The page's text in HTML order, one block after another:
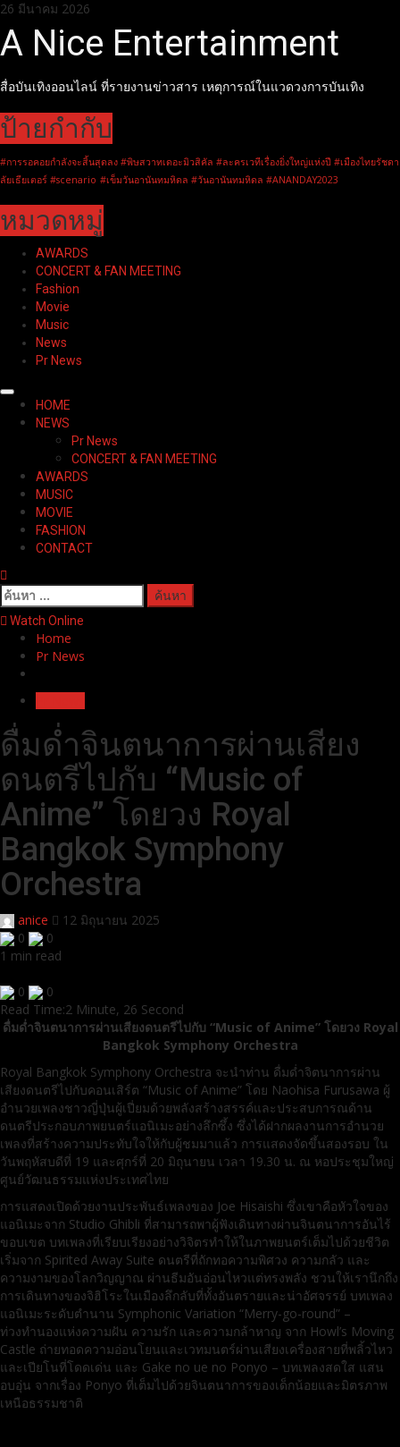
Skip
to
content
26 มีนาคม 2026
A Nice Entertainment
สื่อบันเทิงออนไลน์ ที่รายงานข่าวสาร เหตุการณ์ในแวดวงการบันเทิง
ป้ายกำกับ
#การรอคอยกำลังจะสิ้นสุดลง #พิษสวาทเดอะมิวสิคัล #ละครเวทีเรื่องยิ่งใหญ่แห่งปี #เมืองไทยรัชดา
ลัยเธียเตอร์ #scenario #เข็มวันอานันทมหิดล #วันอานันทมหิดล #ANANDAY2023
หมวดหมู่
AWARDS
CONCERT & FAN MEETING
Fashion
Movie
Music
News
Pr News
Primary
Menu
HOME
NEWS
Pr News
CONCERT & FAN MEETING
AWARDS
MUSIC
MOVIE
FASHION
CONTACT
ค้นหา
สำหรับ:
Watch Online
Home
Pr News
ดื่มด่ำจินตนาการผ่านเสียง
ดนตรีไปกับ “Music of
Anime” โดยวง Royal
Bangkok Symphony
Orchestra
anice
12 มิถุนายน 2025
0
0
1 min read
0
0
Read Time:2 Minute, 26 Second
ดื่มด่ำจินตนาการผ่านเสียงดนตรีไปกับ “Music of Anime” โดยวง Royal
Bangkok Symphony Orchestra
Royal Bangkok Symphony Orchestra จะนำท่าน ดื่มด่ำจิตนาการผ่าน
เสียงดนตรีไปกับคอนเสิร์ต “Music of Anime” โดย Naohisa Furusawa ผู้
อำนวยเพลงชาวญี่ปุ่นผู้เปี่ยมด้วยพลังสร้างสรรค์และประสบการณด้าน
ดนตรีประกอบภาพยนตร์แอนิเมะอย่างลึกซึ้ง ซึ่งได้ฝากผลงานการอำนวย
เพลงที่สร้างความประทับใจให้กับผู้ชมมาแล้ว การแสดงจัดขึ้นสองรอบ ใน
วันพฤหัสบดีที่ 19 และศุกร์ที่ 20 มิถุนายน เวลา 19.30 น. ณ หอประชุมใหญ่
ศูนย์วัฒนธรรมแห่งประเทศไทย
การแสดงเปิดด้วยงานประพันธ์เพลงของ Joe Hisaishi ซึ่งเขาคือหัวใจของ
แอนิเมะจาก Studio Ghibli ที่สามารถพาผู้ฟังเดินทางผ่านจินตนาการอันไร้
ขอบเขต บทเพลงที่เรียบเรียงอย่างวิจิตรทำให้ในภาพยนตร์เต็มไปด้วยชีวิต
เริ่มจาก Spirited Away Suite ดนตรีที่ถักทอความพิศวง ความกลัว และ
ความงามของโลกวิญญาณ ผ่านธีมอันอ่อนไหวแต่ทรงพลัง ชวนให้เรานึกถึง
การเดินทางของจิฮิโระในเมืองลึกลับที่ทั้งอันตรายและน่าอัศจรรย์ บทเพลง
แอนิเมะระดับตำนาน Symphonic Variation “Merry-go-round” –
ท่วงทำนองแห่งความฝัน ความรัก และความกล้าหาญ จาก Howl’s Moving
Castle ถ่ายทอดความอ่อนโยนและเวทมนตร์ผ่านเสียงเครื่องสายที่พลิ้วไหว
และเปียโนที่โดดเด่น และ Gake no ue no Ponyo – บทเพลงสดใส แสน
อบอุ่น จากเรื่อง Ponyo ที่เต็มไปด้วยจินตนาการของเด็กน้อยและมิตรภาพ
เหนือธรรมชาติ